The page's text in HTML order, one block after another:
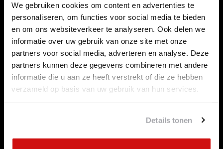
We gebruiken cookies om content en advertenties te
personaliseren, om functies voor social media te bieden
en om ons websiteverkeer te analyseren. Ook delen we
informatie over uw gebruik van onze site met onze
partners voor social media, adverteren en analyse. Deze
partners kunnen deze gegevens combineren met andere
informatie die u aan ze heeft verstrekt of die ze hebben
verzameld op basis van uw gebruik van hun services.
Details tonen
Contact opnemen
Over ons
Betaalmethoden
Algemene voorwaarden
Herroepingsrecht
Privacy Policy
Verzenden & retourneren